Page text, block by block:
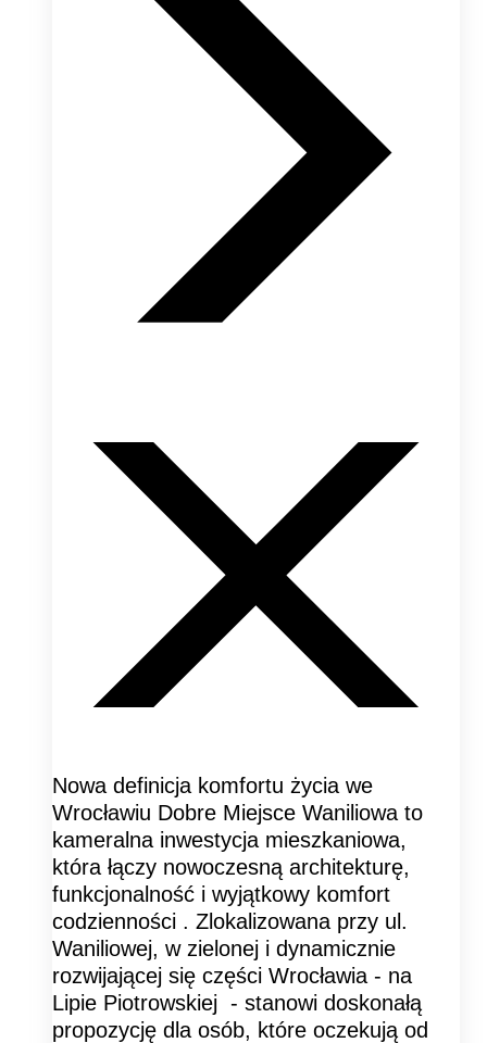
Nowa definicja komfortu życia we
Wrocławiu Dobre Miejsce Waniliowa to
kameralna inwestycja mieszkaniowa,
która łączy nowoczesną architekturę,
funkcjonalność i wyjątkowy komfort
codzienności . Zlokalizowana przy ul.
Waniliowej, w zielonej i dynamicznie
rozwijającej się części Wrocławia - na
Lipie Piotrowskiej - stanowi doskonałą
propozycję dla osób, które oczekują od